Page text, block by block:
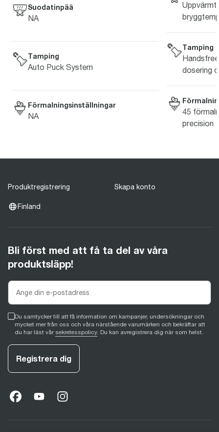
Suodatinpää
NA
Tamping
Auto Puck System
Förmalningsinställningar
NA
Uppvärmt
Tamping
dosering
45
precision
Produktregistrering Skapa konto
Finland
Bli först med att få ta del av våra
produktsläpp!
Du samtycker till att få information om kampanjer, undersökningar och
mycket mer från oss och våra närstående varumärken och bekräftar att
du har läst vår sekretesspolicy. Du kan avregistrera dig när som helst.
Registrera dig
facebook
opens in new tab
youtube
opens in new tab
instagram
opens in new tab